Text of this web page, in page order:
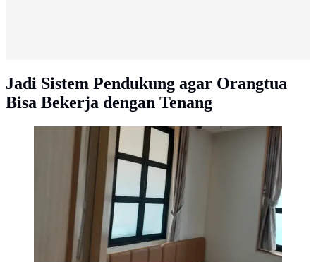
Jadi Sistem Pendukung agar Orangtua
Bisa Bekerja dengan Tenang